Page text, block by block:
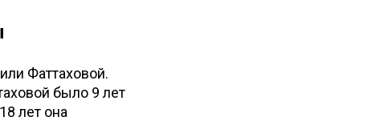
Фаттаховой.
было 9 лет
лет она